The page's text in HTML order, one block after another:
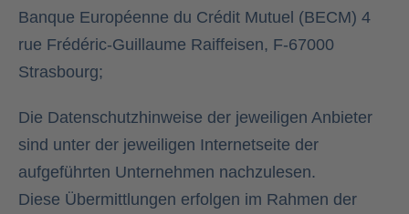
Banque Européenne du Crédit Mutuel (BECM) 4
rue Frédéric-Guillaume Raiffeisen, F-67000
Strasbourg;
Die Datenschutzhinweise der jeweiligen Anbieter
sind unter der jeweiligen Internetseite der
aufgeführten Unternehmen nachzulesen.
Diese Übermittlungen erfolgen im Rahmen der